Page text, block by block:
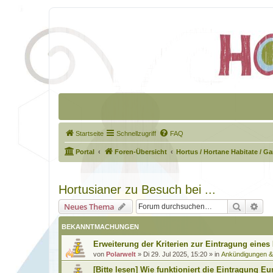
Startseite Schnellzugriff FAQ
Portal Foren-Übersicht Hortus / Hortane Habitate /
Hortusianer zu Besuch bei ...
Neues Thema Suche
BEKANNTMACHUNGEN
Erweiterung der Kriterien zur Eintragung eines
von Polarwelt » Di 29. Jul 2025, 15:20 » in Ankündigungen
[Bitte lesen] Wie funktioniert die Eintragung